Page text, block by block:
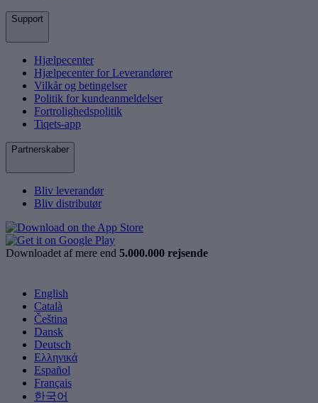
Support
Hjælpecenter
Hjælpecenter for Leverandører
Vilkår og betingelser
Politik for kundeanmeldelser
Fortrolighedspolitik
Tiqets-app
Partnerskaber
Bliv leverandør
Bliv distributør
Downloadet af mere end 5.000.000 rejsende
English
Català
Čeština
Dansk
Deutsch
Ελληνικά
Español
Français
한국어